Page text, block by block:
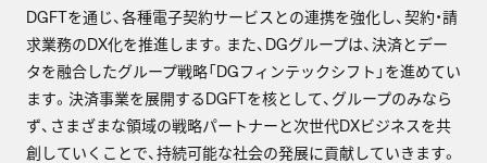
DGFTを通じ、各種電子契約サービスとの連携を強化し、契約・請
求業務のDX化を推進します。また、DGグループは、決済とデー
タを融合したグループ戦略「DGフィンテックシフト」を進めてい
ます。決済事業を展開するDGFTを核として、グループのみなら
ず、さまざまな領域の戦略パートナーと次世代DXビジネスを共
創していくことで、持続可能な社会の発展に貢献していきます。